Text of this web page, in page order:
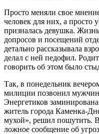
Просто меняли свое
человек для них, а просто
призналась девушка.
допросов и посещений
детально рассказывала
делал с ней педофил.
говорить об этом было
Так, в понедельник
милиции позвонил
Энергетиков
житель города Каменка-
мухой», решил пошутить.
ложное сообщение об